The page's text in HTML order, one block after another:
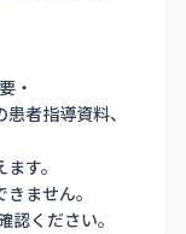
・
者指導資料、
す。
ません。
認ください。